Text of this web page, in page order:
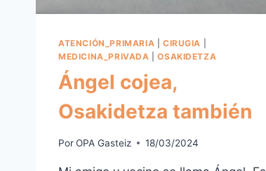
ATENCIÓN_PRIMARIA CIRUGIA
MEDICINA_PRIVADA |OSAKIDETZA
Ángel cojea,
Osakidetza también
PorOPA Gasteiz 18/03/2024